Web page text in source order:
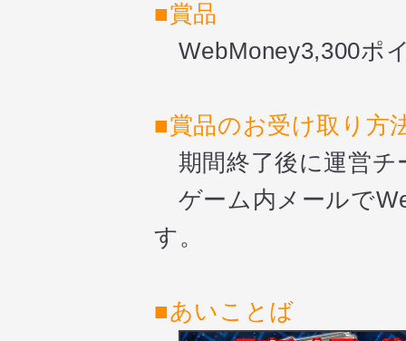
■賞品
WebMoney3,300ポ
■賞品のお受け取り方
期間終了後に運営チ
ゲーム内メールで
す。
■あいことば